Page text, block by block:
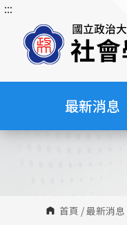
跳
內
塊
:::
最新消息
首頁 /最新消息